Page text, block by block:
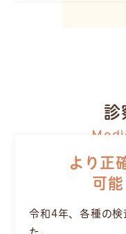
診
より正
可
令和4年、各種の